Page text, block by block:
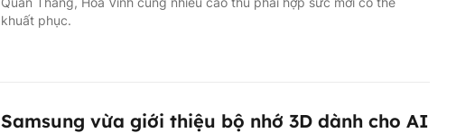
khuất phục.
Samsung vừa giới thiệu bộ nhớ 3D dành cho AI